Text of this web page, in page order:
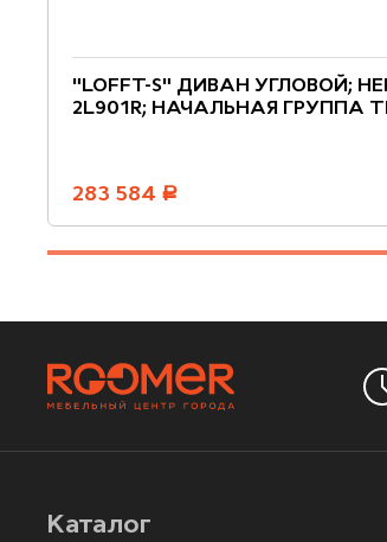
"LOFFT-S" ДИВАН УГЛОВОЙ;
2L901R; НАЧАЛЬНАЯ ГРУППА
283 584 руб.
Каталог